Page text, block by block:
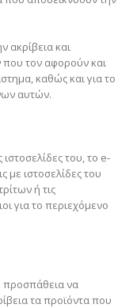
ακρίβεια και
τον αφορούν και
καθώς και για το
αυτών.
του, το e-
με ιστοσελίδες του
ή τις
για το περιεχόμενο
προσπάθεια να
τα προϊόντα που